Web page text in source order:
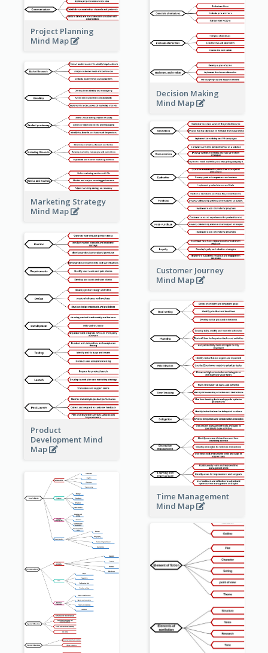
Project Planning
Mind Map
Decision Making
Mind Map
Marketing Strategy
Mind Map
Customer Journey
Mind Map
Product
Development Mind
Map
Time Management
Mind Map